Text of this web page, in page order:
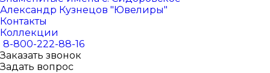
Александр Кузнецов "Ювелиры"
Контакты
Коллекции
8-800-222-88-16
Заказать звонок
Задать вопрос